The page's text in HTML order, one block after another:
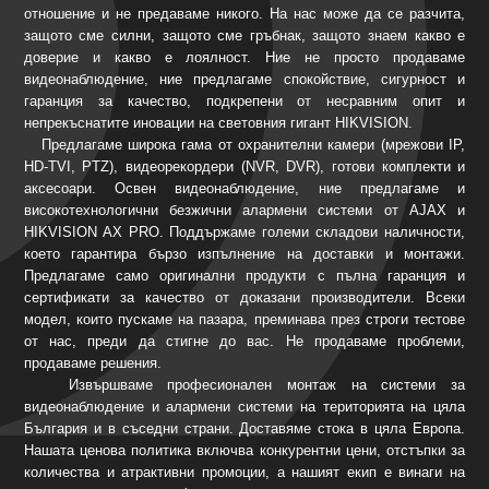
отношение и не предаваме никого. На нас може да се разчита,
защото сме силни, защото сме гръбнак, защото знаем какво е
доверие и какво е лоялност. Ние не просто продаваме
видеонаблюдение, ние предлагаме спокойствие, сигурност и
гаранция за качество, подкрепени от несравним опит и
непрекъснатите иновации на световния гигант HIKVISION.
Предлагаме широка гама от охранителни камери (мрежови IP,
HD-TVI, PTZ), видеорекордери (NVR, DVR), готови комплекти и
аксесоари. Освен видеонаблюдение, ние предлагаме и
високотехнологични безжични алармени системи от AJAX и
HIKVISION AX PRO. Поддържаме големи складови наличности,
което гарантира бързо изпълнение на доставки и монтажи.
Предлагаме само оригинални продукти с пълна гаранция и
сертификати за качество от доказани производители. Всеки
модел, които пускаме на пазара, преминава през строги тестове
от нас, преди да стигне до вас. Не продаваме проблеми,
продаваме решения.
Извършваме професионален монтаж на системи за
видеонаблюдение и алармени системи на територията на цяла
България и в съседни страни. Доставяме стока в цяла Европа.
Нашата ценова политика включва конкурентни цени, отстъпки за
количества и атрактивни промоции, а нашият екип е винаги на